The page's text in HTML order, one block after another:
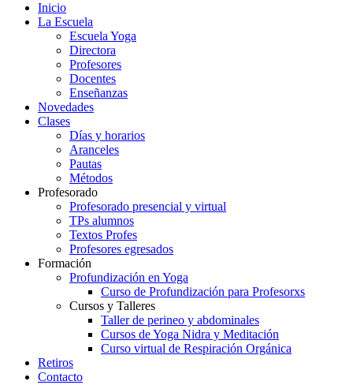
Inicio
La Escuela
Escuela Yoga
Directora
Profesores
Docentes
Enseñanzas
Novedades
Clases
Días y horarios
Aranceles
Pautas
Métodos
Profesorado
Profesorado presencial y virtual
TPs alumnos
Textos Profes
Profesores egresados
Formación
Profundización en Yoga
Curso de Profundización para Profesorxs
Cursos y Talleres
Taller de perineo y abdominales
Cursos de Yoga Nidra y Meditación
Curso virtual de Respiración Orgánica
Retiros
Contacto